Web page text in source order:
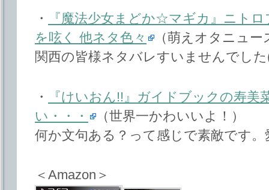
・
『魔法少女まどか☆マギカ』ニト
を呟く 他ネタ色々
（萌えオタニュー
関西の皆様ネタバレすいませんでし
・
『けいおん!!』ガイドブックの寿美
い・・・
（世界一かわいいよ！）
何か文句ある？って感じで素敵です
＜Amazon＞